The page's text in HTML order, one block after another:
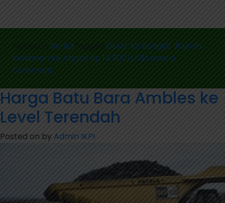
Posted in BeritaTagged Dolar AS Bangkit, Rupiah
Melemah ke Angka Rp 14.900/US$Leave a
Comment
AS
Bangkit,
Rupiah
ke
14.900/US$
Harga Batu Bara Ambles ke
Level Terendah
Posted on by Admin IKPI